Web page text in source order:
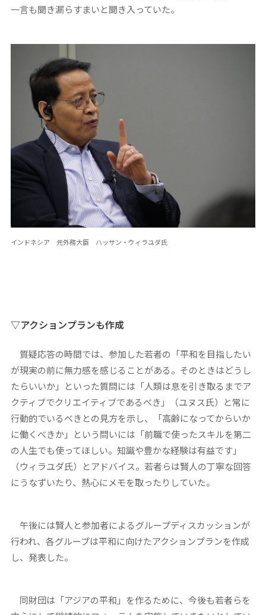
一言も聞き漏らすまいと聞き入っていた。
インドネシア 元外務大臣 ハッサン・ウィラユダ氏
▽アクションプランも作成
質疑応答の時間では、参加した若者の「平和を目指したい
が現実の前に無力感を感じることがある。そのときはどうし
たらいいか」といった質問には「人類は息を引き取るまでア
クティブでクリエイティブであるべき」（ユヌス氏）と常に
行動的でいるべきとの見方を示し、「高齢になってからいか
に働くべきか」という問いには「前職で使ったスキルを第二
の人生でも使ってほしい。知識や豊かな経験は有益です」
（ウィラユダ氏）とアドバイス。若者らは賢人の丁寧な回答
にうなずいたり、熱心にメモを取ったりしていた。
午後には賢人と参加者によるグループディスカッションが
行われ、各グループは平和に向けたアクションプランを作成
し、発表した。
同財団は「アジアの平和」を作るために、今後も若者らを